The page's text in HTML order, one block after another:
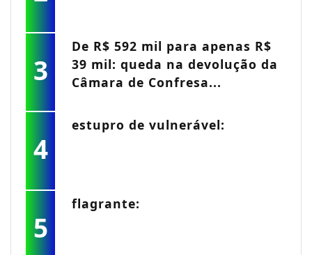
3
De R$ 592 mil para apenas R$
39 mil: queda na devolução da
Câmara de Confresa...
4
estupro de vulnerável:
5
flagrante: